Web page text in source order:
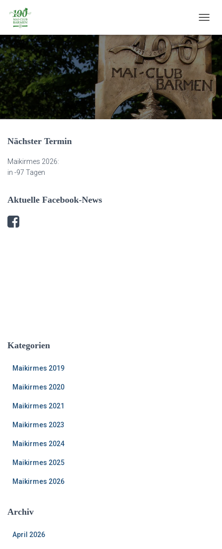
A
V
I
G
A
T
I
O
U
Nächster Termin
Maikirmes 2026:
in -97 Tagen
Aktuelle Facebook-News
Kategorien
Maikirmes 2019
Maikirmes 2020
Maikirmes 2021
Maikirmes 2023
Maikirmes 2024
Maikirmes 2025
Maikirmes 2026
Archiv
April 2026